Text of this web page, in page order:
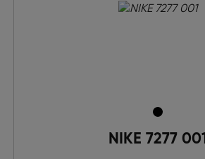
NIKE 7277 001